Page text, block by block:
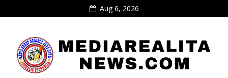
Aug 6, 2026